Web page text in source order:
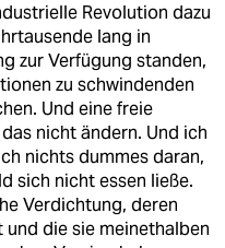
Revolution dazu
lang in
zur Verfügung standen,
zu schwindenden
Und eine freie
nicht ändern. Und ich
nichts dummes daran,
sich nicht essen ließe.
Verdichtung, deren
die sie meinethalben